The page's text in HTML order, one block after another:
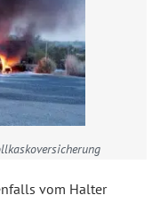
vom Halter